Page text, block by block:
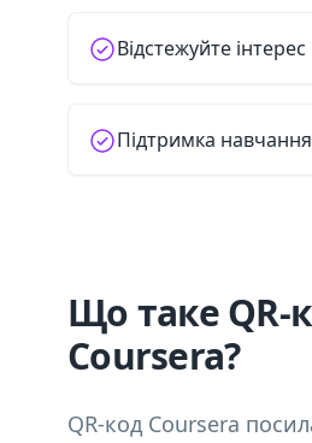
Відстежуйте інтерес
Підтримка навчання
Що таке QR-
Coursera?
QR-код Coursera